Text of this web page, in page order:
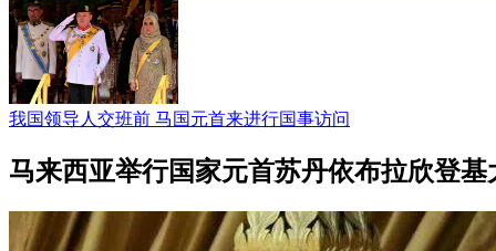
我国领导人交班前 马国元首来进行国事访问
马来西亚举行国家元首苏丹依布拉欣登基